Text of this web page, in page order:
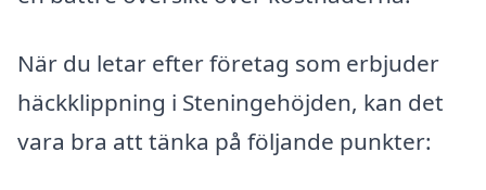
När du letar efter företag som erbjuder
häckklippning i Steningehöjden, kan det
vara bra att tänka på följande punkter: